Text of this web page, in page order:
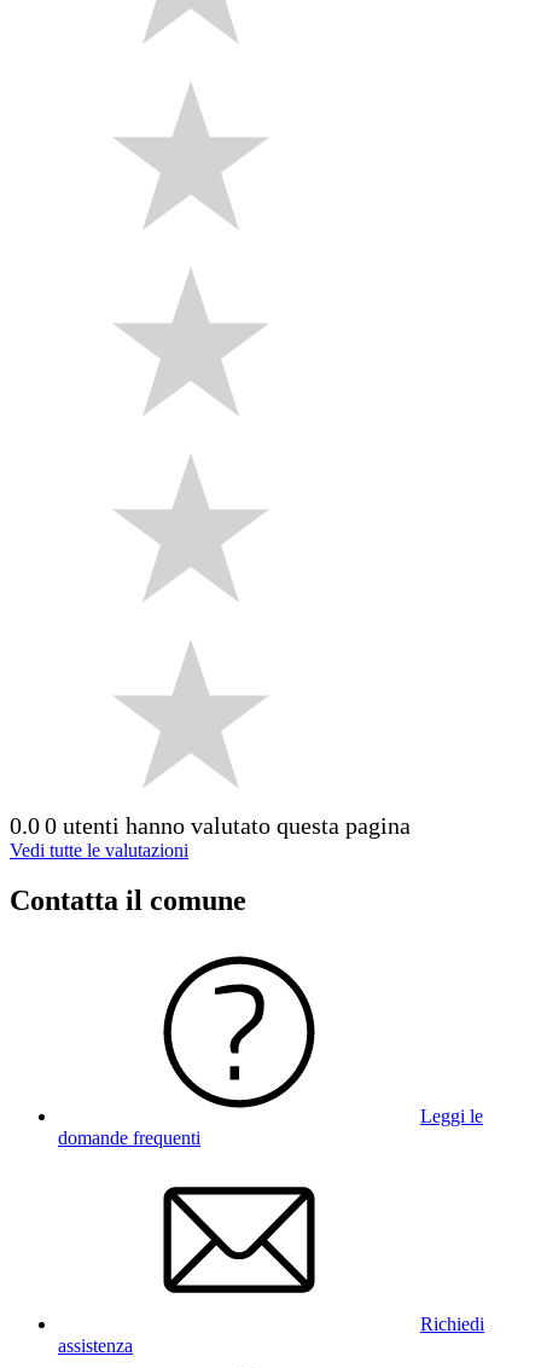
0.00 utenti hanno valutato questa pagina
Vedi tutte le valutazioni
Contatta il comune
Leggi le
domande frequenti
Richiedi
assistenza